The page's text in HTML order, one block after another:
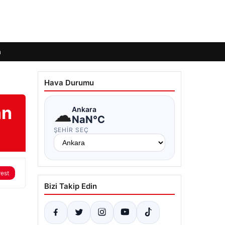
Hava Durumu
☁Ankara
NaN°C
ŞEHIR SEÇ
Bizi Takip Edin